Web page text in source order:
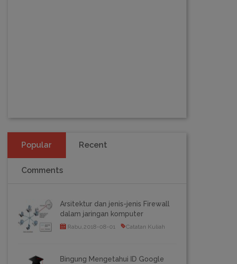
Popular Recent
Comments
Arsitektur dan jenis-jenis Firewall
dalam jaringan komputer
Rabu,2018-08-01 Catatan Kuliah
Bingung Mengetahui ID Google